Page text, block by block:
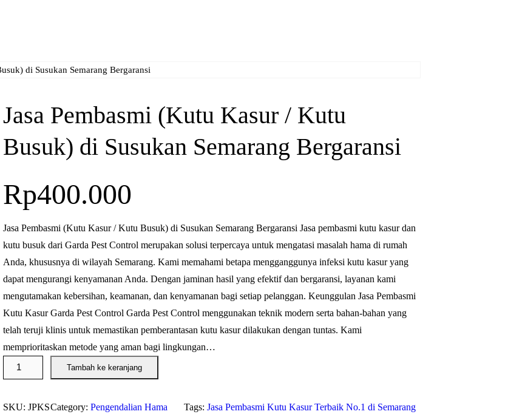
di Susukan Semarang Bergaransi
Jasa Pembasmi (Kutu Kasur / Kutu
Busuk) di Susukan Semarang Bergaransi
Rp400.000
Jasa Pembasmi (Kutu Kasur / Kutu Busuk) di Susukan Semarang Bergaransi Jasa pembasmi kutu kasur dan
kutu busuk dari Garda Pest Control merupakan solusi terpercaya untuk mengatasi masalah hama di rumah
Anda, khususnya di wilayah Semarang. Kami memahami betapa mengganggunya infeksi kutu kasur yang
dapat mengurangi kenyamanan Anda. Dengan jaminan hasil yang efektif dan bergaransi, layanan kami
mengutamakan kebersihan, keamanan, dan kenyamanan bagi setiap pelanggan. Keunggulan Jasa Pembasmi
Kutu Kasur Garda Pest Control Garda Pest Control menggunakan teknik modern serta bahan-bahan yang
telah teruji klinis untuk memastikan pemberantasan kutu kasur dilakukan dengan tuntas. Kami
memprioritaskan metode yang aman bagi lingkungan…
u
Tambah ke keranjang
SKU: JPKSCategory:Pengendalian Hama
Tags: Jasa Pembasmi Kutu Kasur Terbaik No.1 di Semarang